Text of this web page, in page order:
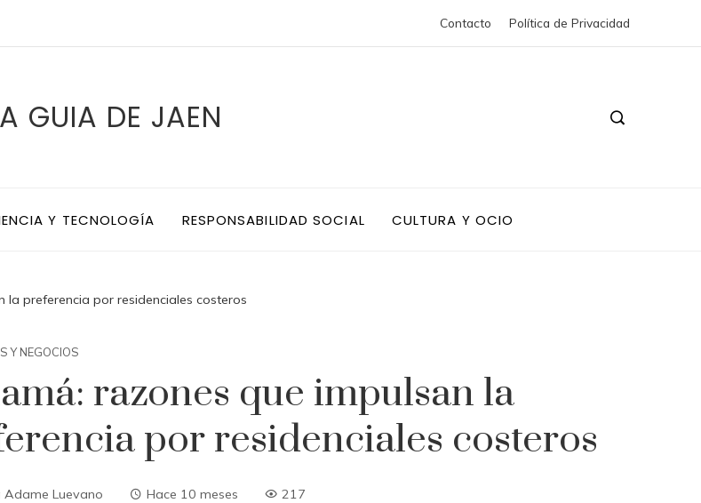
Contacto Política de Privacidad
GUIA DE JAEN
Y TECNOLOGÍA RESPONSABILIDAD SOCIAL CULTURA Y OCIO
la preferencia por residenciales costeros
Y NEGOCIOS
razones que impulsan la
por residenciales costeros
Adame Luevano Hace 10 meses 217